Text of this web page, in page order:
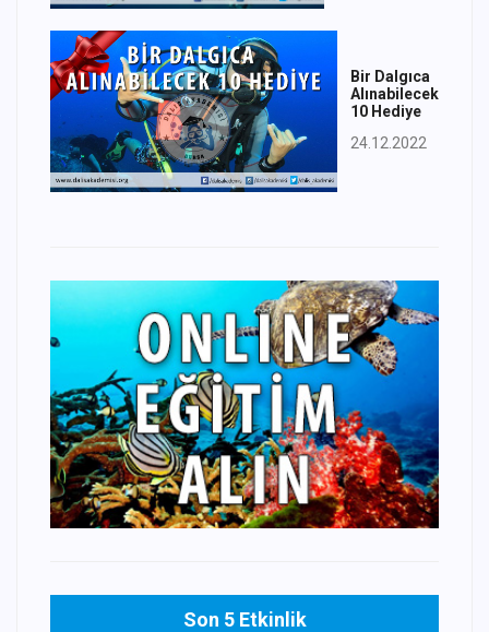
Bir Dalgıca
Alınabilecek
10 Hediye
24.12.2022
Son 5 Etkinlik